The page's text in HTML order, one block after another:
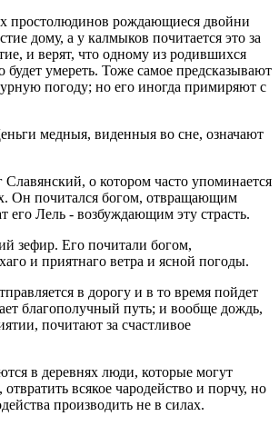
простолюдинов рождающиеся двойни
дому, а у калмыков почитается это за
и верят, что одному из родившихся
умереть. Тоже самое предсказывают
погоду; но его иногда примиряют с
медныя, виденныя во сне, означают
о котором часто упоминается
Он почитался богом, отвращающим
его Лель - возбуждающим эту страсть.
зефир. Его почитали богом,
и приятнаго ветра и ясной погоды.
в дорогу и в то время пойдет
благополучный путь; и вообще дождь,
почитают за счастливое
в деревнях люди, которые могут
отвратить всякое чародейство и порчу, но
производить не в силах.